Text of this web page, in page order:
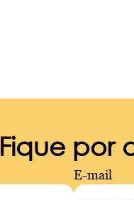
Fique por
E-mail